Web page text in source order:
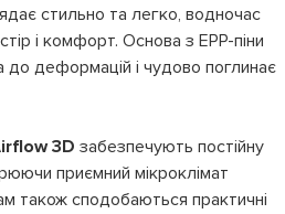
стильно та легко, водночас
і комфорт. Основа з EPP-піни
до деформацій і чудово поглинає
3D забезпечують постійну
приємний мікроклімат
також сподобаються практичні